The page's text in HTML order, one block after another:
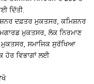
ਦਿੱਤੀ.
ਦਫ਼ਤਰ ਮੁਕਤਸਰ, ਕਮਿਸ਼ਨਰ
ਮੁਕਤਸਰ, ਲੋਕ ਨਿਰਮਾਣ
ਸਮਾਜਿਕ ਸੁਰੱਖਿਆ
ਵਿਭਾਗਾਂ ਲਈ